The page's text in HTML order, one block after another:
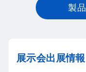
製
展示会出展情